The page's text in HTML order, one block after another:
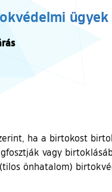
ügyek
ha a birtokost
vagy
önhatalom)